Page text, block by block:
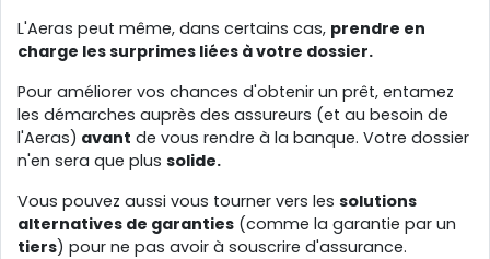
L'Aeras peut même, dans certains cas, prendre en
charge les surprimes liées à votre dossier.
Pour améliorer vos chances d'obtenir un prêt, entamez
les démarches auprès des assureurs (et au besoin de
l'Aeras) avant de vous rendre à la banque. Votre dossier
n'en sera que plus solide.
Vous pouvez aussi vous tourner vers les solutions
alternatives de garanties (comme la garantie par un
tiers) pour ne pas avoir à souscrire d'assurance.